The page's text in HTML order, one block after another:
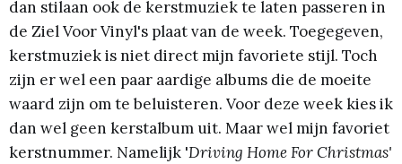
dan stilaan ook de kerstmuziek te laten passeren in
de Ziel Voor Vinyl's plaat van de week. Toegegeven,
kerstmuziek is niet direct mijn favoriete stijl. Toch
zijn er wel een paar aardige albums die de moeite
waard zijn om te beluisteren. Voor deze week kies ik
dan wel geen kerstalbum uit. Maar wel mijn favoriet
kerstnummer. Namelijk 'Driving Home For Christmas'